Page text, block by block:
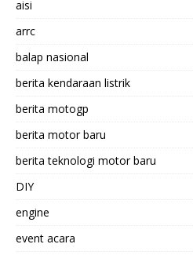
aisi
arrc
balap nasional
berita kendaraan listrik
berita motogp
berita motor baru
berita teknologi motor baru
DIY
engine
event acara